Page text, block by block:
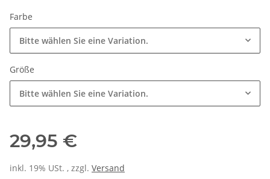
Farbe
Bitte wählen Sie eine Variation.
Größe
Bitte wählen Sie eine Variation.
29,95 €
inkl. 19% USt. , zzgl. Versand